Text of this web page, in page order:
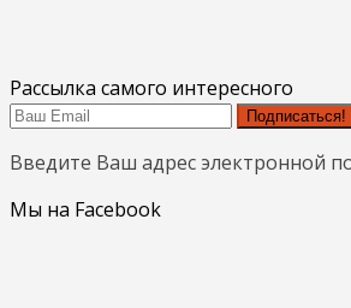
Рассылка самого интересного
Подписаться!
Введите Ваш адрес электронной
Мы на Facebook